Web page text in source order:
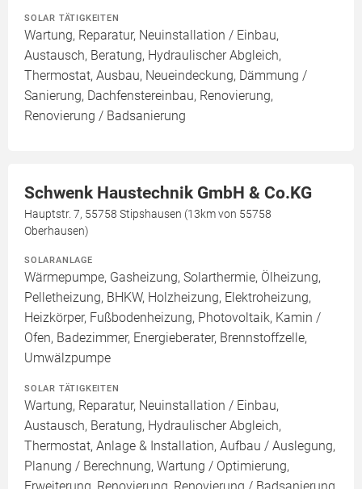
SOLAR TÄTIGKEITEN
Wartung, Reparatur, Neuinstallation / Einbau,
Austausch, Beratung, Hydraulischer Abgleich,
Thermostat, Ausbau, Neueindeckung, Dämmung /
Sanierung, Dachfenstereinbau, Renovierung,
Renovierung / Badsanierung
Schwenk Haustechnik GmbH & Co.KG
Hauptstr. 7, 55758 Stipshausen (13km von 55758
Oberhausen)
SOLARANLAGE
Wärmepumpe, Gasheizung, Solarthermie, Ölheizung,
Pelletheizung, BHKW, Holzheizung, Elektroheizung,
Heizkörper, Fußbodenheizung, Photovoltaik, Kamin /
Ofen, Badezimmer, Energieberater, Brennstoffzelle,
Umwälzpumpe
SOLAR TÄTIGKEITEN
Wartung, Reparatur, Neuinstallation / Einbau,
Austausch, Beratung, Hydraulischer Abgleich,
Thermostat, Anlage & Installation, Aufbau / Auslegung,
Planung / Berechnung, Wartung / Optimierung,